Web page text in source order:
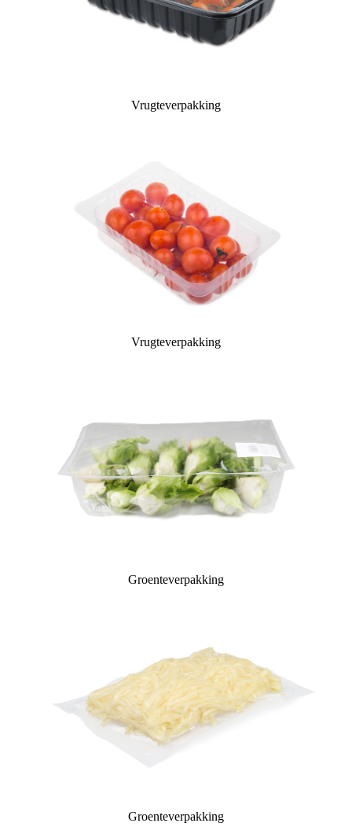
Vrugteverpakking
Vrugteverpakking
Groenteverpakking
Groenteverpakking